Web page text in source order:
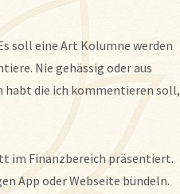
soll eine Art Kolumne werden
Nie gehässig oder aus
habt die ich kommentieren soll,
im Finanzbereich präsentiert.
App oder Webseite bündeln.